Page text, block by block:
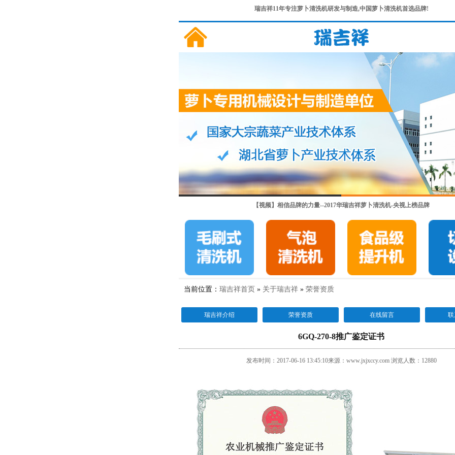
瑞吉祥11年专注萝卜清洗机研发与制造,中国萝卜清洗机首选品牌!
【视频】相信品牌的力量--2017华瑞吉祥萝卜清洗机-央视上榜品牌
当前位置： 瑞吉祥首页 » 关于瑞吉祥 » 荣誉资质
瑞吉祥介绍 荣誉资质 在线留言
6GQ-270-8推广鉴定证书
发布时间：2017-06-16 13:45:10来源：www.jxjxccy.com 浏览人数：12880